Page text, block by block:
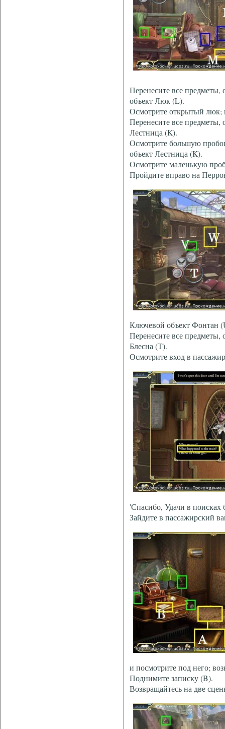
Перенесите все
объект Люк (L).
Осмотрите открытый люк;
Перенесите все
Лестница (K).
Осмотрите большую
объект Лестница (K).
Осмотрите маленькую
Пройдите вправо на
Ключевой объект Фонтан
Перенесите все
Блесна (T).
Осмотрите вход в
'Спасибо, Удачи в поисках
Зайдите в пассажирский
и посмотрите под него;
Поднимите записку (B).
Возвращайтесь на две